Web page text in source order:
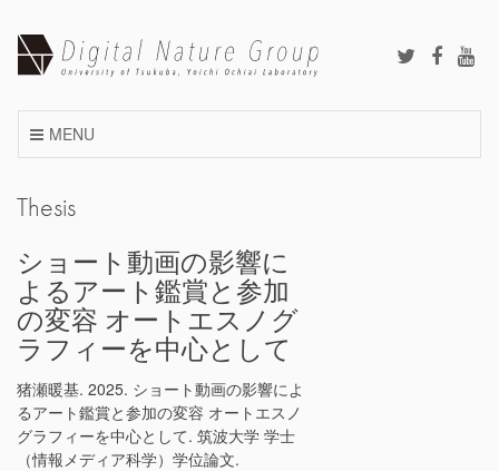
content
MENU
Thesis
ショート動画の影響に
よるアート鑑賞と参加‬
の変容 オートエスノグ
ラフィーを中心とし‬て
猪瀬暖基. 2025. ショート動画の影響によ
るアート鑑賞と参加‬の変容 オートエスノ
グラフィーを中心とし‬て. 筑波大学 学士
（情報メディア科学）学位論文.